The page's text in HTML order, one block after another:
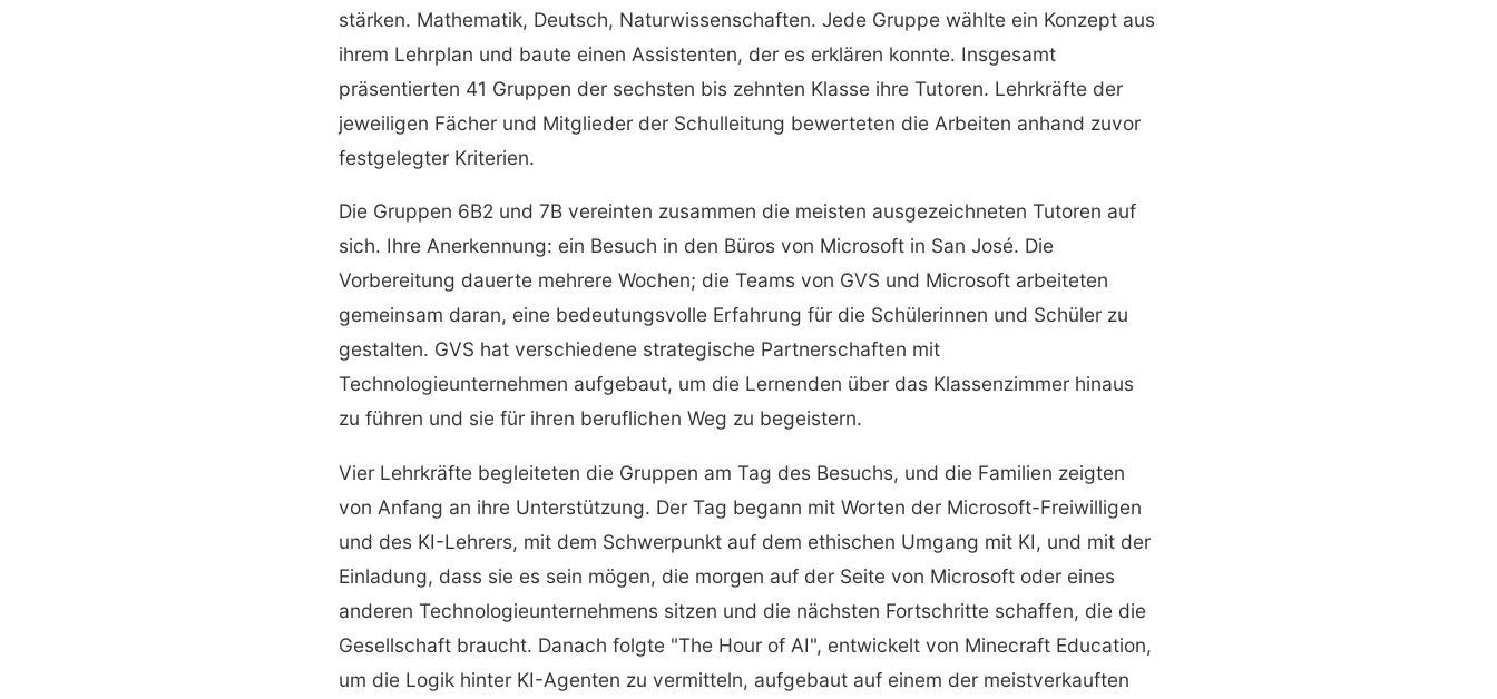
stärken. Mathematik, Deutsch, Naturwissenschaften. Jede Gruppe wählte ein Konzept aus
ihrem Lehrplan und baute einen Assistenten, der es erklären konnte. Insgesamt
präsentierten 41 Gruppen der sechsten bis zehnten Klasse ihre Tutoren. Lehrkräfte der
jeweiligen Fächer und Mitglieder der Schulleitung bewerteten die Arbeiten anhand zuvor
festgelegter Kriterien.
Die Gruppen 6B2 und 7B vereinten zusammen die meisten ausgezeichneten Tutoren auf
sich. Ihre Anerkennung: ein Besuch in den Büros von Microsoft in San José. Die
Vorbereitung dauerte mehrere Wochen; die Teams von GVS und Microsoft arbeiteten
gemeinsam daran, eine bedeutungsvolle Erfahrung für die Schülerinnen und Schüler zu
gestalten. GVS hat verschiedene strategische Partnerschaften mit
Technologieunternehmen aufgebaut, um die Lernenden über das Klassenzimmer hinaus
zu führen und sie für ihren beruflichen Weg zu begeistern.
Vier Lehrkräfte begleiteten die Gruppen am Tag des Besuchs, und die Familien zeigten
von Anfang an ihre Unterstützung. Der Tag begann mit Worten der Microsoft-Freiwilligen
und des KI-Lehrers, mit dem Schwerpunkt auf dem ethischen Umgang mit KI, und mit der
Einladung, dass sie es sein mögen, die morgen auf der Seite von Microsoft oder eines
anderen Technologieunternehmens sitzen und die nächsten Fortschritte schaffen, die die
Gesellschaft braucht. Danach folgte "The Hour of AI", entwickelt von Minecraft Education,
um die Logik hinter KI-Agenten zu vermitteln, aufgebaut auf einem der meistverkauften